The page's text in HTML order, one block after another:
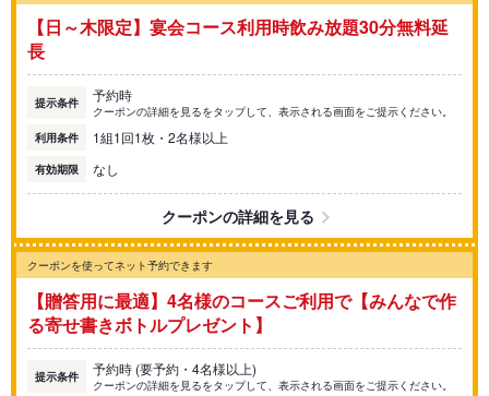
【日～木限定】宴会コース利用時飲み放題30分無料延
長
提示条件 予約時
クーポンの詳細を見るをタップして、表示される画面をご提示ください。
利用条件
1組1回1枚・2名様以上
有効期限 なし
クーポンの詳細を見る
クーポンを使ってネット予約できます
【贈答用に最適】4名様のコースご利用で【みんなで作
る寄せ書きボトルプレゼント】
提示条件 予約時 (要予約・4名様以上)
クーポンの詳細を見るをタップして、表示される画面をご提示ください。